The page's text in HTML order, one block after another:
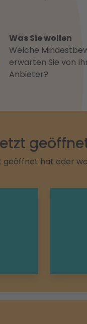
Was Sie wollen
Welche
erwarten Sie von
Anbieter?
geöffnet hat oder